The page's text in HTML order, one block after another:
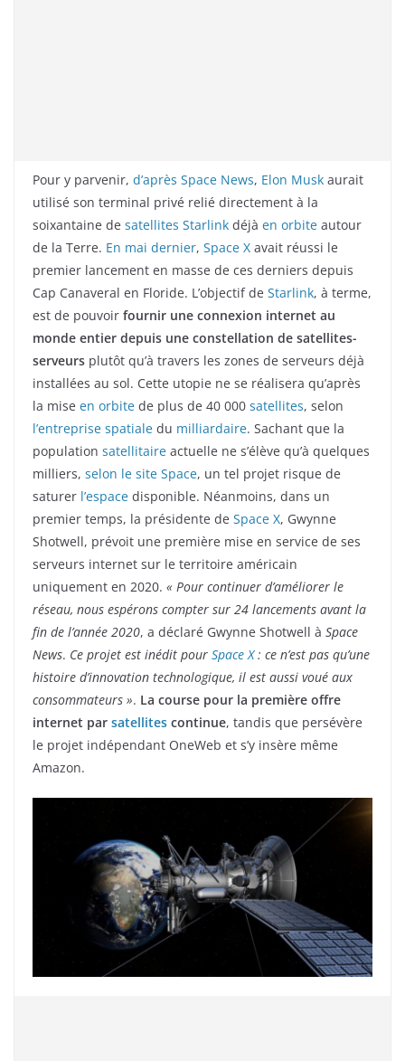
Pour y parvenir, d’après Space News, Elon Musk aurait
utilisé son terminal privé relié directement à la
soixantaine de satellites Starlink déjà en orbite autour
de la Terre. En mai dernier, Space X avait réussi le
premier lancement en masse de ces derniers depuis
Cap Canaveral en Floride. L’objectif de Starlink, à terme,
est de pouvoir fournir une connexion internet au
monde entier depuis une constellation de satellites-
serveurs plutôt qu’à travers les zones de serveurs déjà
installées au sol. Cette utopie ne se réalisera qu’après
la mise en orbite de plus de 40 000 satellites, selon
l’entreprise spatiale du milliardaire. Sachant que la
population satellitaire actuelle ne s’élève qu’à quelques
milliers, selon le site Space, un tel projet risque de
saturer l’espace disponible. Néanmoins, dans un
premier temps, la présidente de Space X, Gwynne
Shotwell, prévoit une première mise en service de ses
serveurs internet sur le territoire américain
uniquement en 2020. « Pour continuer d’améliorer le
réseau, nous espérons compter sur 24 lancements avant la
fin de l’année 2020, a déclaré Gwynne Shotwell à Space
News. Ce projet est inédit pour Space X: ce n’est pas qu’une
histoire d’innovation technologique, il est aussi voué aux
consommateurs ». La course pour la première offre
internet par satellites continue, tandis que persévère
le projet indépendant OneWeb et s’y insère même
Amazon.